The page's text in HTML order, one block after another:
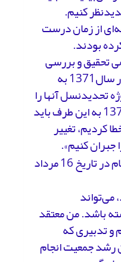
کنیم.
از زمان درست
بودند.
تحقیق و بررسی
کردند و گزارش دادند که در سال1371 به
تحدید‌نسل آنها را
پیگیری می‌کردیم. از سال1371 به این طرف باید
کردیم، تغییر
جبران کنیم».
ایشان در دیدار مسئولان نظام در تاریخ 16 مرداد
می‌تواند
باشد. من معتقد
و تدبیری که
جمعیت انجام